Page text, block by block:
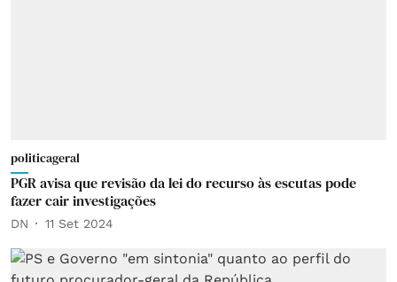
politicageral
PGR avisa que revisão da lei do recurso às escutas pode
fazer cair investigações
DN 11 Set 2024